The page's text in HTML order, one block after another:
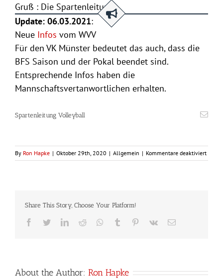
Gruß : Die Spartenleitung
Update: 06.03.2021:
Neue Infos vom WVV
Für den VK Münster bedeutet das auch, dass die
BFS Saison und der Pokal beendet sind.
Entsprechende Infos haben die
Mannschaftsvertanwortlichen erhalten.
Spartenleitung Volleyball
By Ron Hapke | Oktober 29th, 2020 | Allgemein | Kommentare deaktiviertfür
Share This Story, Choose Your Platform!
Facebook
TwitterLinkedIn
Reddit Whatsapp
Tumblr Pinterest
Vk Email
About the Author: Ron Hapke